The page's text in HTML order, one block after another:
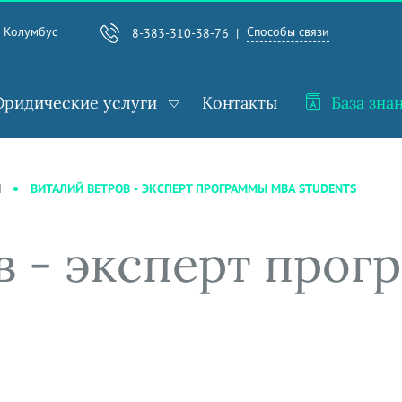
Колумбус 8-383-310-38-76 Способы связи
услуги Контакты База
ВИТАЛИЙ ВЕТРОВ - ЭКСПЕРТ ПРОГРАММЫ MBA STUDENTS
- эксперт